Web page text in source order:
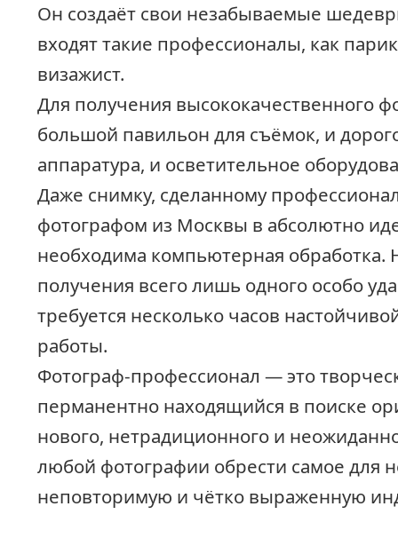
Он создаёт свои незабываемые
входят такие профессионалы, как
визажист.
Для получения высококачественного
большой павильон для съёмок, и
аппаратура, и осветительное
Даже снимку, сделанному
фотографом из Москвы в абсолютно
необходима компьютерная обработка.
получения всего лишь одного особо
требуется несколько часов
работы.
Фотограф-профессионал — это
перманентно находящийся в поиске
нового, нетрадиционного и
любой фотографии обрести самое для
неповторимую и чётко выраженную